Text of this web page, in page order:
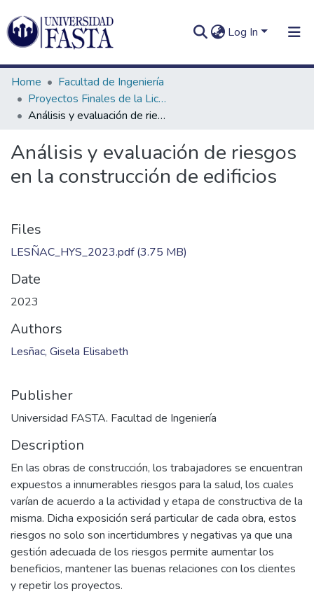
Log In
Communities
&
Collections
Home
Facultad de Ingeniería
Proyectos Finales de la Licenciatura en Seguridad e Higiene en el Trabajo
Análisis y evaluación de riesgos en la construcción de edificios
Análisis y evaluación de riesgos
en la construcción de edificios
Files
LESÑAC_HYS_2023.pdf(3.75 MB)
Date
2023
Authors
Lesñac, Gisela Elisabeth
Publisher
Universidad FASTA. Facultad de Ingeniería
Description
En las obras de construcción, los trabajadores se encuentran
expuestos a innumerables riesgos para la salud, los cuales
varían de acuerdo a la actividad y etapa de constructiva de la
misma. Dicha exposición será particular de cada obra, estos
riesgos no solo son incertidumbres y negativas ya que una
gestión adecuada de los riesgos permite aumentar los
beneficios, mantener las buenas relaciones con los clientes
y repetir los proyectos.